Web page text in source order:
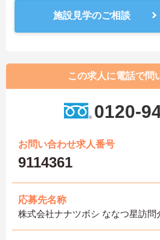
施設見学のご相談
この求人に電話で問
0120-
お問い合わせ求人番号
9114361
応募先名称
株式会社ナナツボシ ななつ星訪問